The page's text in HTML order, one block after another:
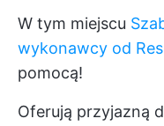
W tym miejscu
wykonawcy od
pomocą!
Oferują przyjazną